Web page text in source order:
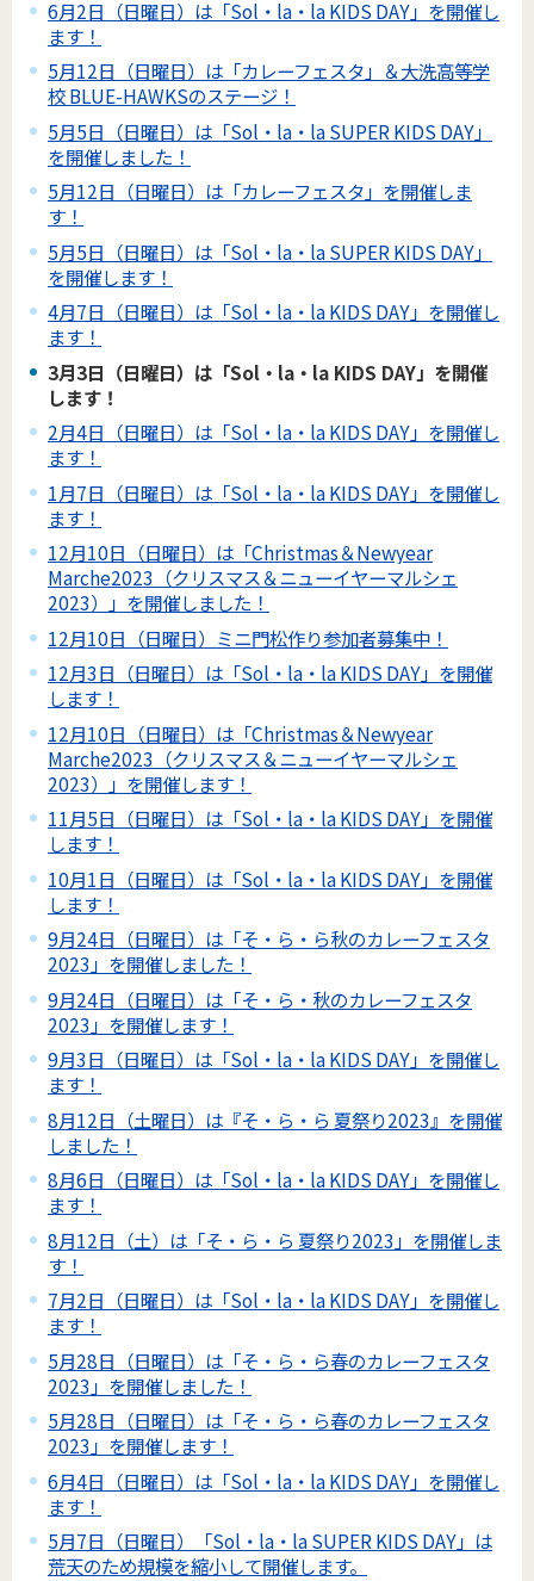
6月2日（日曜日）は「Sol・la・la KIDS DAY」を開催し
ます！
5月12日（日曜日）は「カレーフェスタ」＆大洗高等学
校 BLUE-HAWKSのステージ！
5月5日（日曜日）は「Sol・la・la SUPER KIDS DAY」
を開催しました！
5月12日（日曜日）は「カレーフェスタ」を開催しま
す！
5月5日（日曜日）は「Sol・la・la SUPER KIDS DAY」
を開催します！
4月7日（日曜日）は「Sol・la・la KIDS DAY」を開催し
ます！
3月3日（日曜日）は「Sol・la・la KIDS DAY」を開催
します！
2月4日（日曜日）は「Sol・la・la KIDS DAY」を開催し
ます！
1月7日（日曜日）は「Sol・la・la KIDS DAY」を開催し
ます！
12月10日（日曜日）は「Christmas＆Newyear
Marche2023（クリスマス＆ニューイヤーマルシェ
2023）」を開催しました！
12月10日（日曜日）ミニ門松作り参加者募集中！
12月3日（日曜日）は「Sol・la・la KIDS DAY」を開催
します！
12月10日（日曜日）は「Christmas＆Newyear
Marche2023（クリスマス＆ニューイヤーマルシェ
2023）」を開催します！
11月5日（日曜日）は「Sol・la・la KIDS DAY」を開催
します！
10月1日（日曜日）は「Sol・la・la KIDS DAY」を開催
します！
9月24日（日曜日）は「そ・ら・ら秋のカレーフェスタ
2023」を開催しました！
9月24日（日曜日）は「そ・ら・秋のカレーフェスタ
2023」を開催します！
9月3日（日曜日）は「Sol・la・la KIDS DAY」を開催し
ます！
8月12日（土曜日）は『そ・ら・ら 夏祭り2023』を開催
しました！
8月6日（日曜日）は「Sol・la・la KIDS DAY」を開催し
ます！
8月12日（土）は「そ・ら・ら 夏祭り2023」を開催しま
す！
7月2日（日曜日）は「Sol・la・la KIDS DAY」を開催し
ます！
5月28日（日曜日）は「そ・ら・ら春のカレーフェスタ
2023」を開催しました！
5月28日（日曜日）は「そ・ら・ら春のカレーフェスタ
2023」を開催します！
6月4日（日曜日）は「Sol・la・la KIDS DAY」を開催し
ます！
5月7日（日曜日）「Sol・la・la SUPER KIDS DAY」は
荒天のため規模を縮小して開催します。